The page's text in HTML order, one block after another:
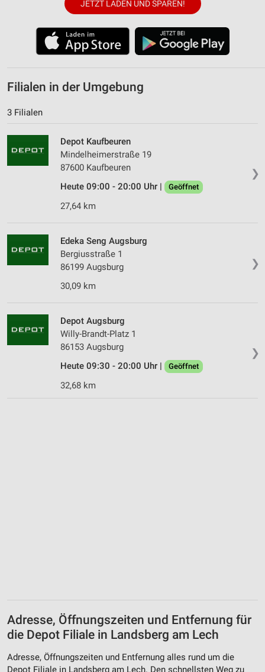
JETZT LADEN UND SPAREN!
Filialen in der Umgebung
3 Filialen
❯
Depot Kaufbeuren
Mindelheimerstraße 19
87600 Kaufbeuren
Heute 09:00 - 20:00 Uhr |
Geöffnet
27,64 km
❯
Edeka Seng Augsburg
Bergiusstraße 1
86199 Augsburg
30,09 km
❯
Depot Augsburg
Willy-Brandt-Platz 1
86153 Augsburg
Heute 09:30 - 20:00 Uhr |
Geöffnet
32,68 km
Adresse, Öffnungszeiten und Entfernung für
die Depot Filiale in Landsberg am Lech
Adresse, Öffnungszeiten und Entfernung alles rund um die
Depot Filiale in Landsberg am Lech. Den schnellsten Weg zu